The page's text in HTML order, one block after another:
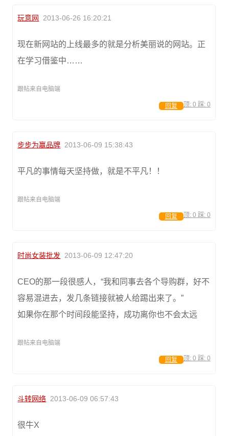
玩意网 2013-06-26 16:20:21
现在新网站的上线最多的就是分析美丽说的网站。正
在学习借鉴中……
跟帖来自电脑端
顶: 0 踩: 0
回复
步步为赢品牌 2013-06-09 15:38:43
平凡的事情每天坚持做，就是不平凡！！
跟帖来自电脑端
顶: 0 踩: 0
回复
时尚女装批发 2013-06-09 12:47:20
CEO的那一段很感人，“我和同事去各个导购群，好不
容易混进去，发几条链接就被人给踢出来了。”
如果你在那个时间段能坚持，成功离你也不会太远
跟帖来自电脑端
顶: 0 踩: 0
回复
斗转网络 2013-06-09 06:57:43
很牛X